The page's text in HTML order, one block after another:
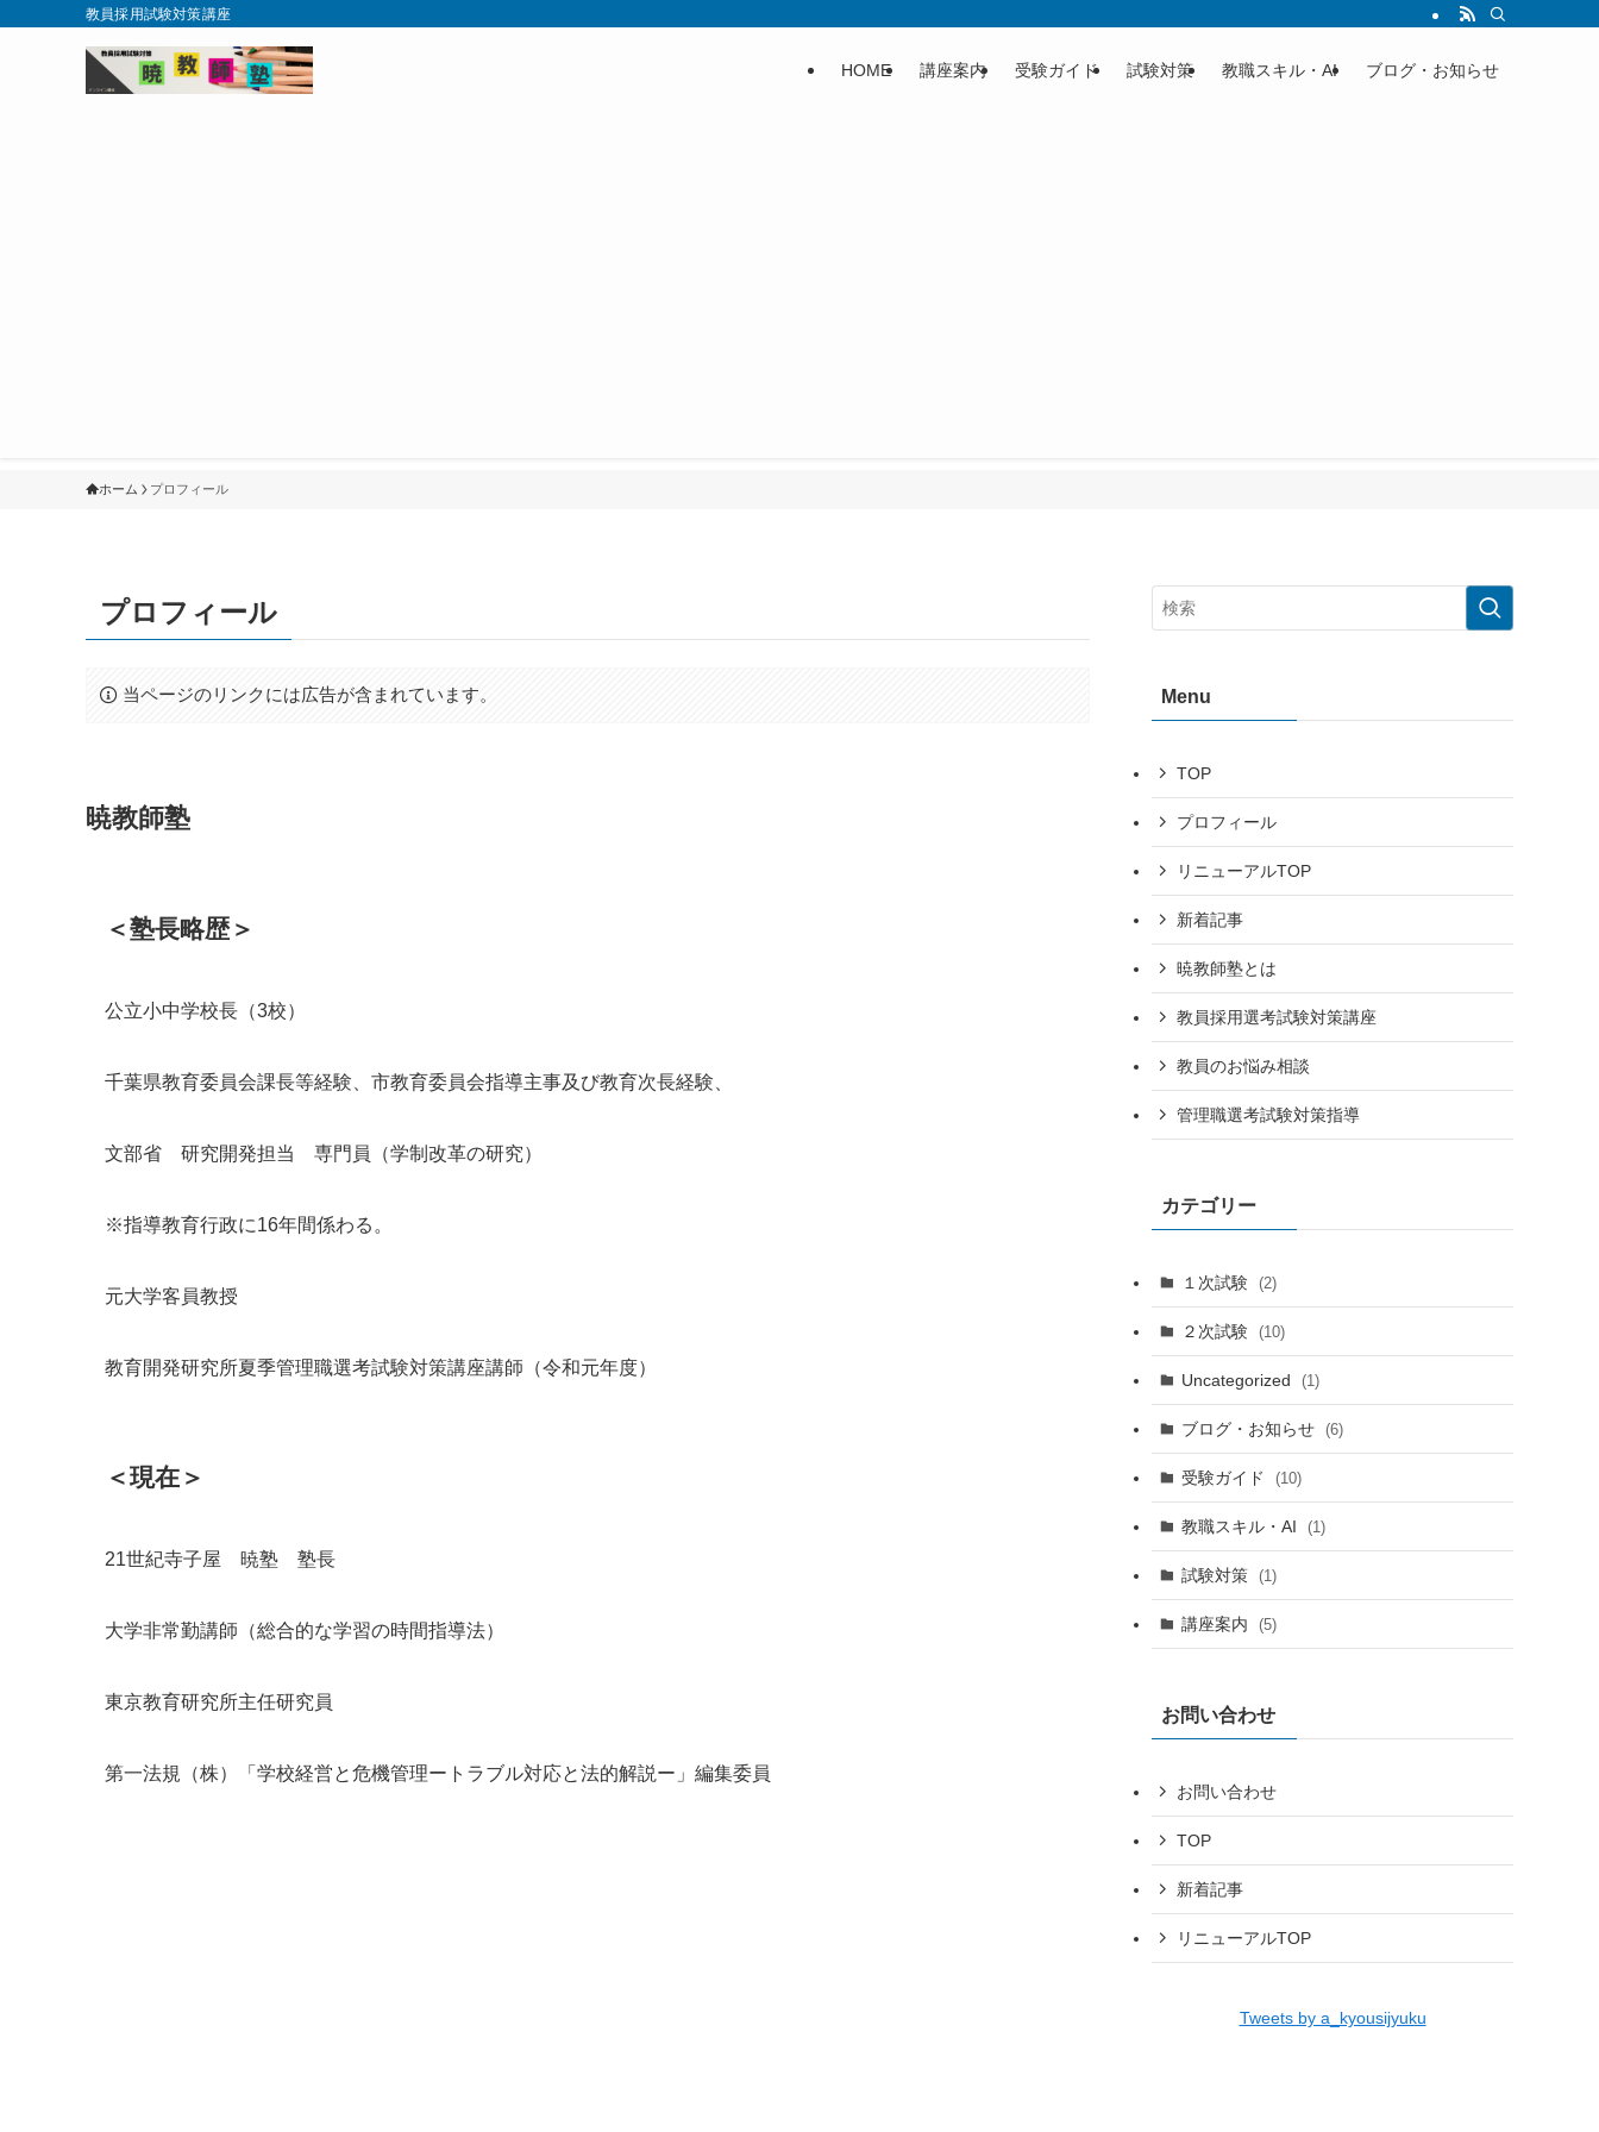
教員採用試験対策講座
HOME 講座案内 受験ガイド 試験対策 教職スキル・AI ブログ・お知らせ
ホーム プロフィール
プロフィール
当ページのリンクには広告が含まれています。
暁教師塾
＜塾長略歴＞
公立小中学校長（3校）
千葉県教育委員会課長等経験、市教育委員会指導主事及び教育次長経験、
文部省 研究開発担当 専門員（学制改革の研究）
※指導教育行政に16年間係わる。
元大学客員教授
教育開発研究所夏季管理職選考試験対策講座講師（令和元年度）
＜現在＞
21世紀寺子屋 暁塾 塾長
大学非常勤講師（総合的な学習の時間指導法）
東京教育研究所主任研究員
第一法規（株）「学校経営と危機管理ートラブル対応と法的解説ー」編集委員
Menu
TOP
プロフィール
リニューアルTOP
新着記事
暁教師塾とは
教員採用選考試験対策講座
教員のお悩み相談
管理職選考試験対策指導
カテゴリー
１次試験 (2)
２次試験 (10)
Uncategorized (1)
ブログ・お知らせ (6)
受験ガイド (10)
教職スキル・AI (1)
試験対策 (1)
講座案内 (5)
お問い合わせ
お問い合わせ
TOP
新着記事
リニューアルTOP
Tweets by a_kyousijyuku